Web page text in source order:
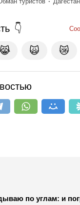
😹 🙀 😿
по углам: и